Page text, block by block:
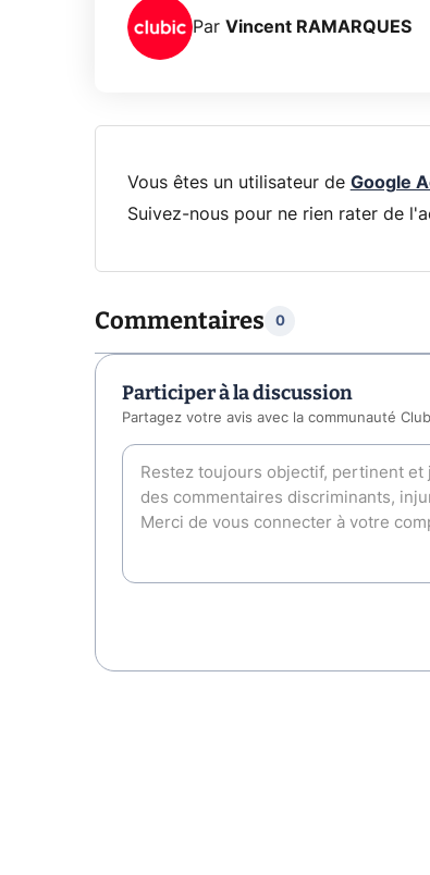
Par Vincent RAMARQUES
Vous êtes un utilisateur de Google
Suivez-nous pour ne rien rater de
Commentaires 0
Participer à la discussion
Partagez votre avis avec la communauté